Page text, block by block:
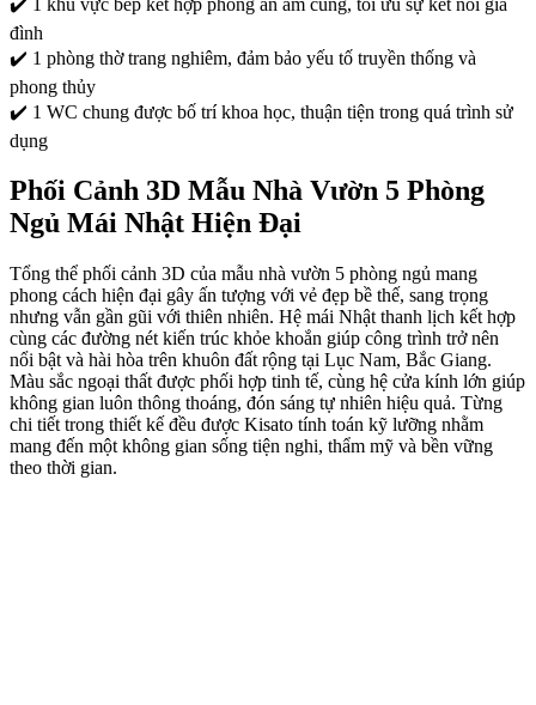
đình
✔️ 1 phòng thờ trang nghiêm, đảm bảo yếu tố truyền thống và
phong thủy
✔️ 1 WC chung được bố trí khoa học, thuận tiện trong quá trình sử
dụng
Phối Cảnh 3D Mẫu Nhà Vườn 5 Phòng
Ngủ Mái Nhật Hiện Đại
Tổng thể phối cảnh 3D của mẫu nhà vườn 5 phòng ngủ mang
phong cách hiện đại gây ấn tượng với vẻ đẹp bề thế, sang trọng
nhưng vẫn gần gũi với thiên nhiên. Hệ mái Nhật thanh lịch kết hợp
cùng các đường nét kiến trúc khỏe khoắn giúp công trình trở nên
nổi bật và hài hòa trên khuôn đất rộng tại Lục Nam, Bắc Giang.
Màu sắc ngoại thất được phối hợp tinh tế, cùng hệ cửa kính lớn giúp
không gian luôn thông thoáng, đón sáng tự nhiên hiệu quả. Từng
chi tiết trong thiết kế đều được Kisato tính toán kỹ lưỡng nhằm
mang đến một không gian sống tiện nghi, thẩm mỹ và bền vững
theo thời gian.